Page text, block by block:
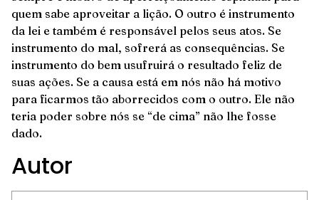
quem sabe aproveitar a lição. O outro é instrumento
da lei e também é responsável pelos seus atos. Se
instrumento do mal, sofrerá as consequências. Se
instrumento do bem usufruirá o resultado feliz de
suas ações. Se a causa está em nós não há motivo
para ficarmos tão aborrecidos com o outro. Ele não
teria poder sobre nós se “de cima” não lhe fosse
dado.
Autor